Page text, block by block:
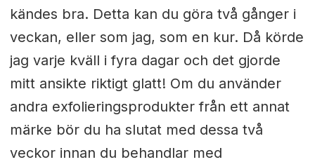
kändes bra. Detta kan du göra två gånger i
veckan, eller som jag, som en kur. Då körde
jag varje kväll i fyra dagar och det gjorde
mitt ansikte riktigt glatt! Om du använder
andra exfolieringsprodukter från ett annat
märke bör du ha slutat med dessa två
veckor innan du behandlar med